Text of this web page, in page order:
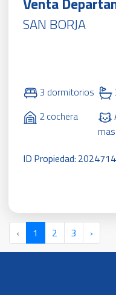
SAN BORJA
3 dormitorios
2 cochera
ID Propiedad:
‹ 1 2 3 ›